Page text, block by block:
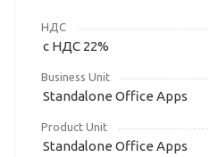
НДС
с НДС 22%
Business Unit
Standalone Office Apps
Product Unit
Standalone Office Apps